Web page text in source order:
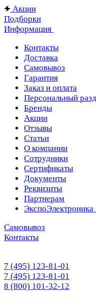
Акции
Подборки
Информация
Контакты
Доставка
Самовывоз
Гарантия
Заказ и оплата
Персональный
Бренды
Акции
Отзывы
Статьи
О компании
Сотрудники
Сертификаты
Документы
Реквизиты
Партнерам
ЭкспоЭлектроника
Самовывоз
Контакты
7 (495) 123-81-01
7 (495) 123-81-01
8 (800) 101-32-12